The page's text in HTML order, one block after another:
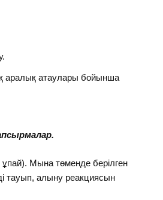
аралық атаулары бойынша
ұпай). Мына төменде берілген
тауып, алыну реакциясын